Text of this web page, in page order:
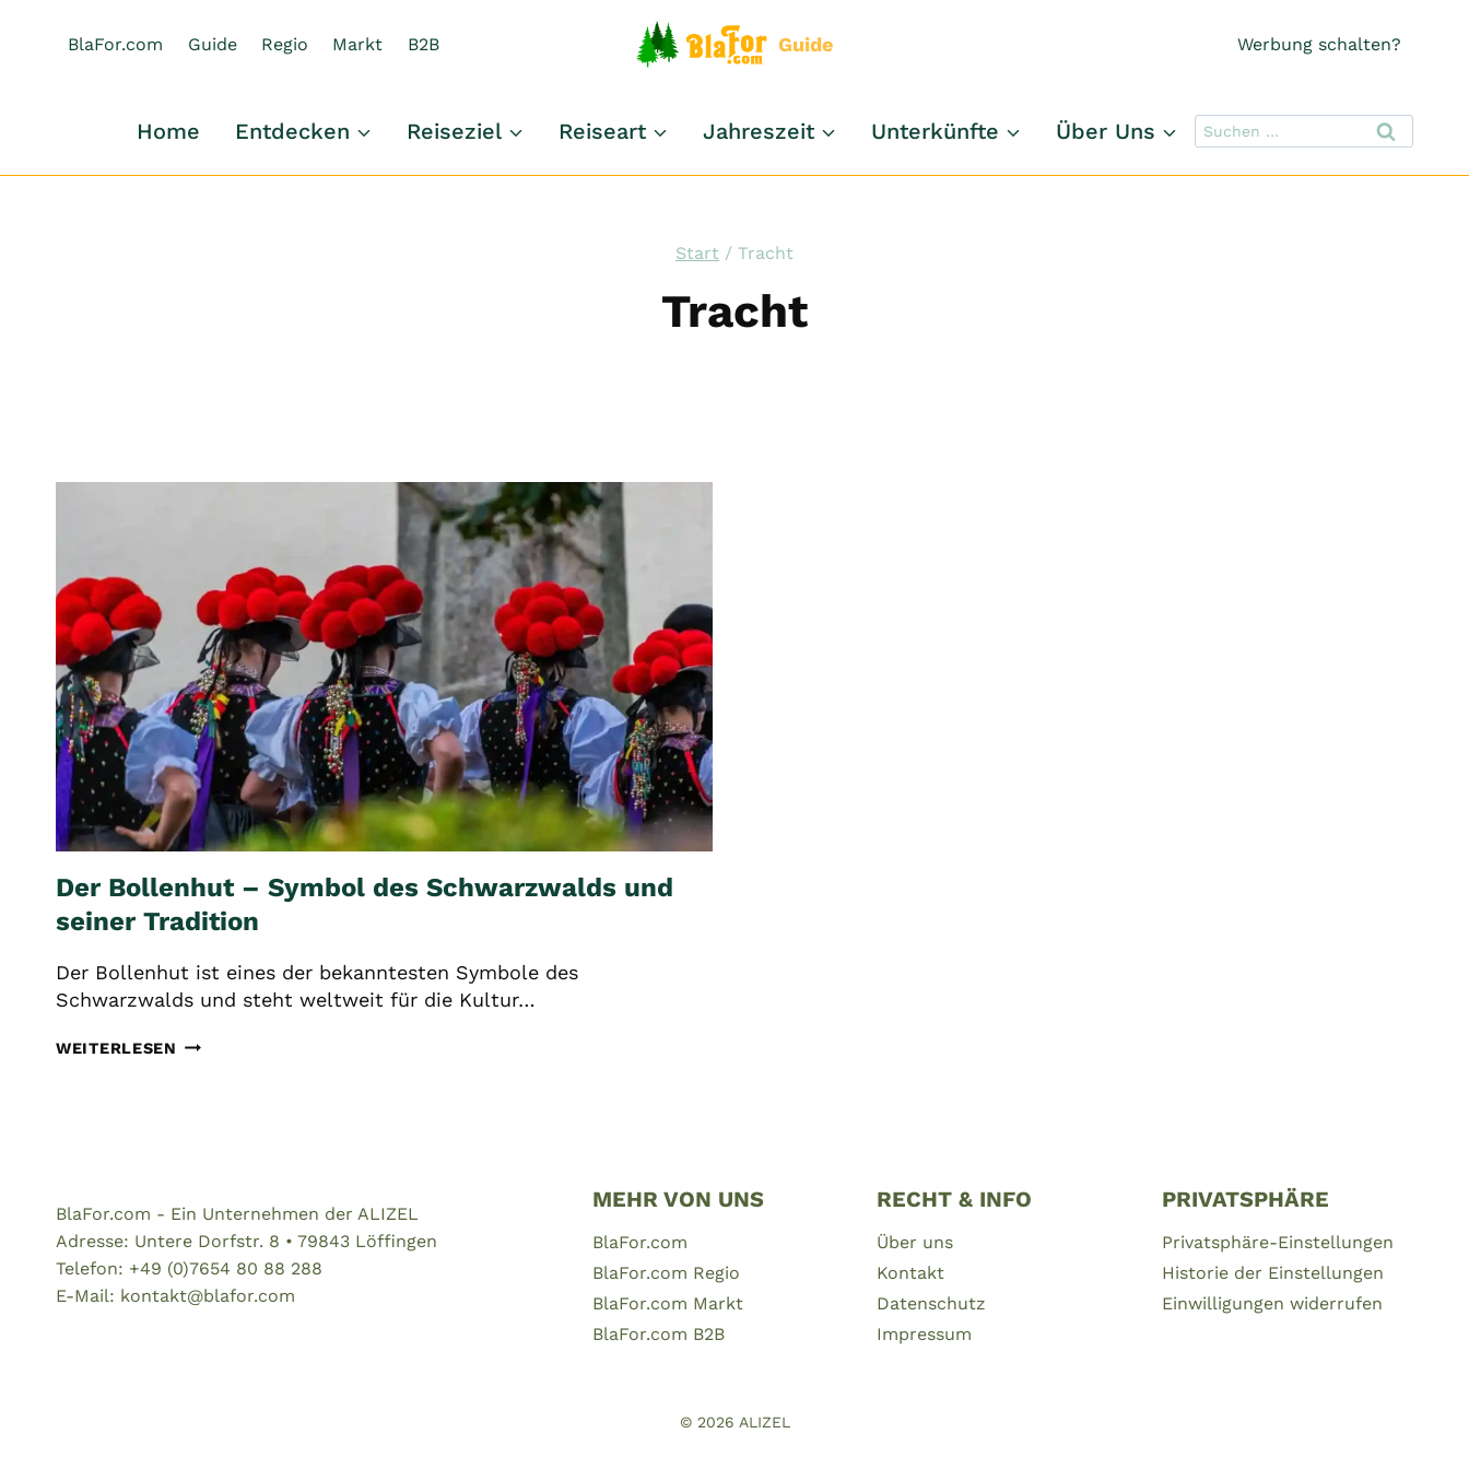
BlaFor.com Guide Regio Markt B2B Guide Werbung schalten?
Home Entdecken Reiseziel Reiseart Jahreszeit Unterkünfte Über Uns
Suchen
nach:
Start / Tracht
Tracht
Der Bollenhut – Symbol des Schwarzwalds und
seiner Tradition
Der Bollenhut ist eines der bekanntesten Symbole des
Schwarzwalds und steht weltweit für die Kultur…
WEITERLESEN DER
UND
SEINER
TRADITION
BlaFor.com - Ein Unternehmen der ALIZEL
Adresse: Untere Dorfstr. 8 • 79843 Löffingen
Telefon: +49 (0)7654 80 88 288
E-Mail: kontakt@blafor.com
MEHR VON UNS
BlaFor.com
BlaFor.com Regio
BlaFor.com Markt
BlaFor.com B2B
RECHT & INFO
Über uns
Kontakt
Datenschutz
Impressum
PRIVATSPHÄRE
Privatsphäre-Einstellungen
Historie der Einstellungen
Einwilligungen widerrufen
© 2026 ALIZEL